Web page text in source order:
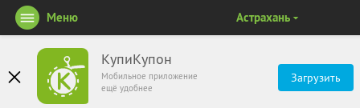
КупиКупон
Мобильное приложение
ещё удобнее
Загрузить
Меню Астрахань